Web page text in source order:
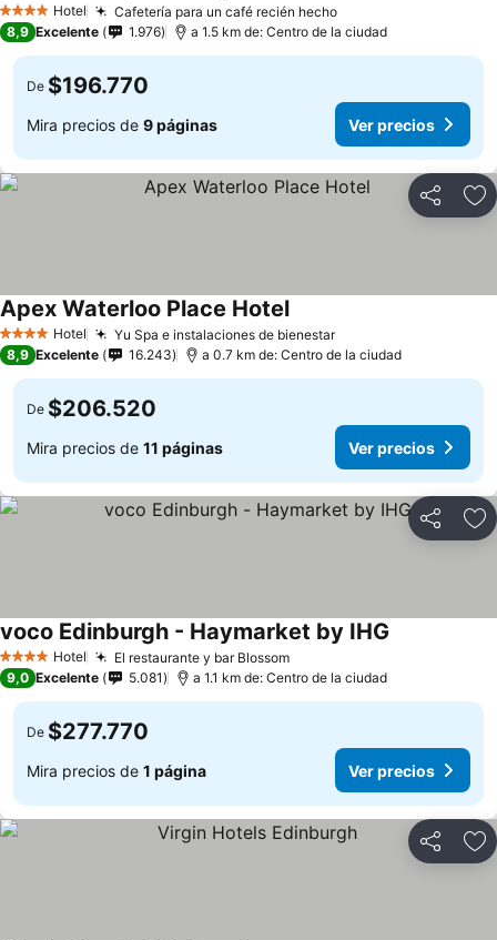
4 EstrellasHotel Cafetería para un café recién hecho
8,9 Excelente 1.976 a 1.5 km de: Centro de la ciudad
De $196.770
Mira precios de 9 páginas Ver precios
Compartir
4 EstrellasHotel Yu Spa e instalaciones de bienestar
Apex Waterloo Place Hotel
8,9 Excelente 16.243 a 0.7 km de: Centro de la ciudad
De $206.520
Mira precios de 11 páginas Ver precios
Compartir
4 EstrellasHotel El restaurante y bar Blossom
voco Edinburgh - Haymarket by IHG
9,0 Excelente 5.081 a 1.1 km de: Centro de la ciudad
De $277.770
Mira precios de 1 página Ver precios
Compartir